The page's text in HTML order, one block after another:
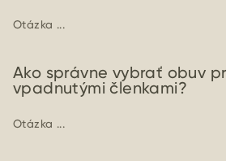
Otázka ...
Ako správne vybrať obuv
vpadnutými členkami?
Otázka ...